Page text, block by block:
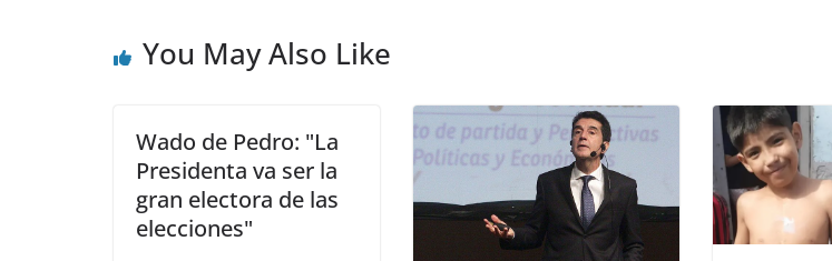
You May Also Like
Wado de Pedro: "La
Presidenta va ser la
gran electora de las
elecciones"